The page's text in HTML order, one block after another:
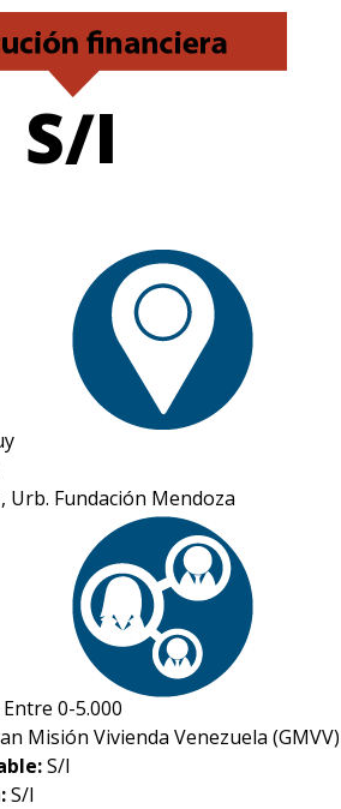
S/I
Urb. Fundación Mendoza
Entre 0-5.000
Misión Vivienda Venezuela (GMVV)
S/I
S/I